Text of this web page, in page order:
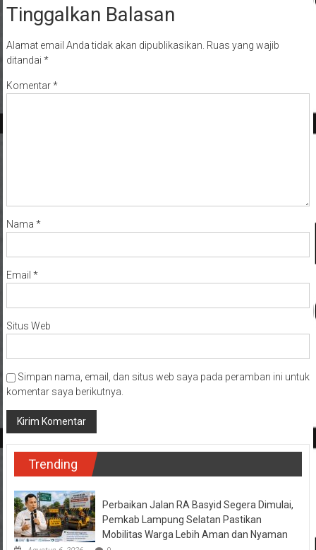
Tinggalkan Balasan
Alamat email Anda tidak akan dipublikasikan. Ruas yang wajib
ditandai *
Komentar*
Nama *
Email *
Situs Web
Simpan nama, email, dan situs web saya pada peramban ini untuk
komentar saya berikutnya.
Trending
Perbaikan Jalan RA Basyid Segera Dimulai,
Pemkab Lampung Selatan Pastikan
Mobilitas Warga Lebih Aman dan Nyaman